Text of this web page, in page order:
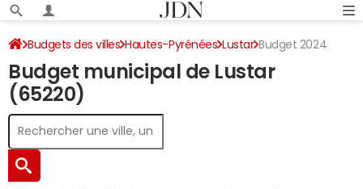
Budgets des villes Hautes-Pyrénées Lustar Budget 2024
Budget municipal de Lustar
(65220)